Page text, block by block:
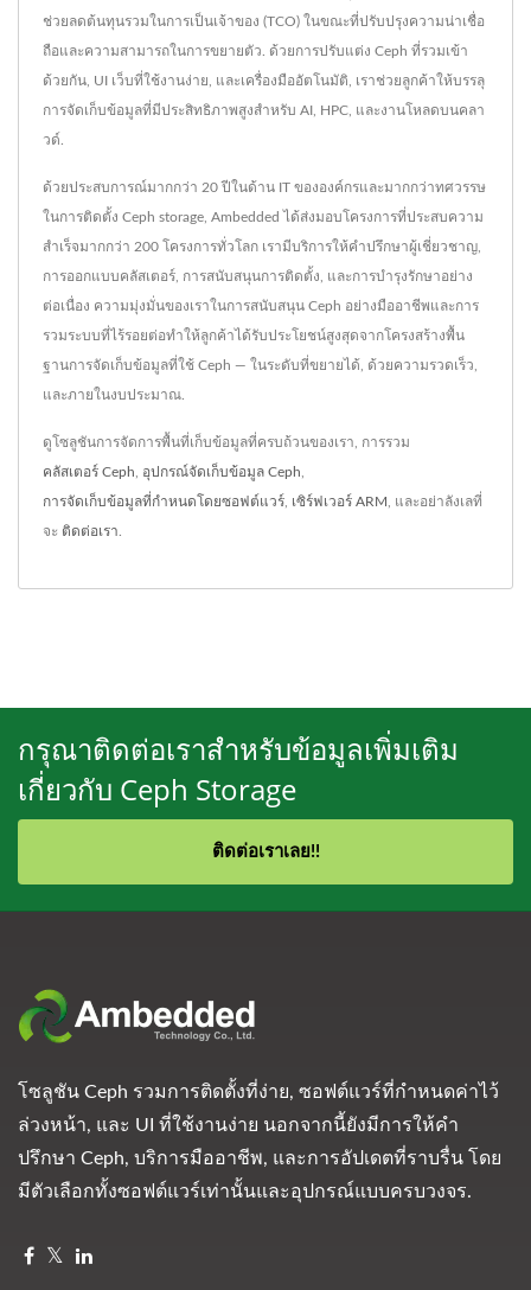
ช่วยลดต้นทุนรวมในการเป็นเจ้าของ (TCO) ในขณะที่ปรับปรุงความน่าเชื่อ
ถือและความสามารถในการขยายตัว. ด้วยการปรับแต่ง Ceph ที่รวมเข้า
ด้วยกัน, UI เว็บที่ใช้งานง่าย, และเครื่องมืออัตโนมัติ, เราช่วยลูกค้าให้บรรลุ
การจัดเก็บข้อมูลที่มีประสิทธิภาพสูงสำหรับ AI, HPC, และงานโหลดบนคลา
วด์.
ด้วยประสบการณ์มากกว่า 20 ปีในด้าน IT ขององค์กรและมากกว่าทศวรรษ
ในการติดตั้ง Ceph storage, Ambedded ได้ส่งมอบโครงการที่ประสบความ
สำเร็จมากกว่า 200 โครงการทั่วโลก เรามีบริการให้คำปรึกษาผู้เชี่ยวชาญ,
การออกแบบคลัสเตอร์, การสนับสนุนการติดตั้ง, และการบำรุงรักษาอย่าง
ต่อเนื่อง ความมุ่งมั่นของเราในการสนับสนุน Ceph อย่างมืออาชีพและการ
รวมระบบที่ไร้รอยต่อทำให้ลูกค้าได้รับประโยชน์สูงสุดจากโครงสร้างพื้น
ฐานการจัดเก็บข้อมูลที่ใช้ Ceph — ในระดับที่ขยายได้, ด้วยความรวดเร็ว,
และภายในงบประมาณ.
ดูโซลูชันการจัดการพื้นที่เก็บข้อมูลที่ครบถ้วนของเรา, การรวม
คลัสเตอร์ Ceph อุปกรณ์จัดเก็บข้อมูล Ceph
การจัดเก็บข้อมูลที่กำหนดโดยซอฟต์แวร์ เซิร์ฟเวอร์ ARM , และอย่าลังเลที่
จะ ติดต่อเรา
กรุณาติดต่อเราสำหรับข้อมูลเพิ่มเติม
เกี่ยวกับ Ceph Storage
ติดต่อเราเลย!!
โซลูชัน Ceph รวมการติดตั้งที่ง่าย, ซอฟต์แวร์ที่กำหนดค่าไว้
ล่วงหน้า, และ UI ที่ใช้งานง่าย นอกจากนี้ยังมีการให้คำ
ปรึกษา Ceph, บริการมืออาชีพ, และการอัปเดตที่ราบรื่น โดย
มีตัวเลือกทั้งซอฟต์แวร์เท่านั้นและอุปกรณ์แบบครบวงจร.